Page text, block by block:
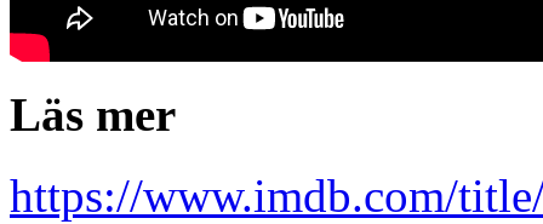
Läs mer
https://www.imdb.com/